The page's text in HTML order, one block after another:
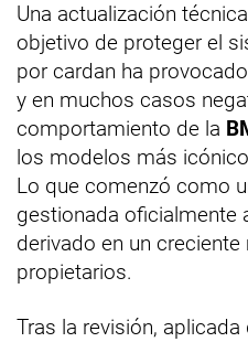
Una actualización
objetivo de proteger el
por cardan ha
y en muchos casos
comportamiento de la
los modelos más
Lo que comenzó como
gestionada oficialmente
derivado en un
propietarios.
Tras la revisión,